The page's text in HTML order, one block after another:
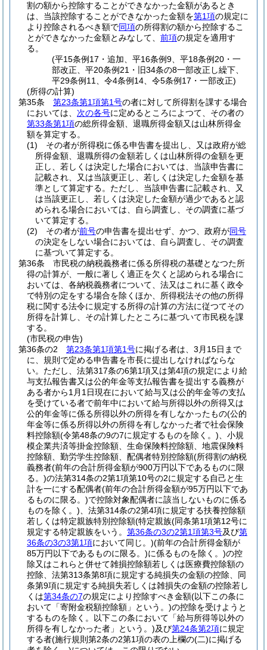
割の額から控除することができなかった金額があるとき
は、当該控除することができなかった金額を第1項の規定に
より控除されるべき額で同項の所得割の額から控除するこ
とができなかった金額とみなして、 前項の規定を適用す
る。
(平15条例17・追加、平16条例9、平18条例20・一
部改正、平20条例21・旧34条の8一部改正し繰下、
平29条例11、令4条例14、令5条例17・一部改正)
(所得の計算)
第35条
第23条第1項第1号の者に対して所得割を課する場合
においては、 次の各号に定めるところによつて、その者の
第33条第1項の総所得金額、退職所得金額又は山林所得金
額を算定する。
(1)
その者が所得税に係る申告書を提出し、又は政府が総
所得金額、退職所得の金額若しくは山林所得の金額を更
正し、若しくは決定した場合においては、当該申告書に
記載され、又は当該更正し、若しくは決定した金額を基
準として算定する。 ただし、当該申告書に記載され、又
は当該更正し、若しくは決定した金額が過少であると認
められる場合においては、自ら調査し、その調査に基づ
いて算定する。
(2)
その者が前号の申告書を提出せず、かつ、政府が同号
の決定をしない場合においては、自ら調査し、その調査
に基づいて算定する。
第36条
市民税の納税義務者に係る所得税の基礎となつた所
得の計算が、一般に著しく適正を欠くと認められる場合に
おいては、各納税義務者について、法又はこれに基く政令
で特別の定をする場合を除くほか、所得税法その他の所得
税に関する法令に規定する所得の計算の方法に従つてその
所得を計算し、その計算したところに基づいて市民税を課
する。
(市民税の申告)
第36条の2
第23条第1項第1号に掲げる者は、3月15日まで
に、規則で定める申告書を市長に提出しなければならな
い。 ただし、法第317条の6第1項又は第4項の規定により給
与支払報告書又は公的年金等支払報告書を提出する義務が
ある者から1月1日現在において給与又は公的年金等の支払
を受けている者で前年中において給与所得以外の所得又は
公的年金等に係る所得以外の所得を有しなかったもの(公的
年金等に係る所得以外の所得を有しなかった者で社会保険
料控除額(令第48条の9の7に規定するものを除く。) 、小規
模企業共済等掛金控除額、生命保険料控除額、地震保険料
控除額、勤労学生控除額、配偶者特別控除額(所得割の納税
義務者(前年の合計所得金額が900万円以下であるものに限
る。)の法第314条の2第1項第10号の2に規定する自己と生
計を一にする配偶者(前年の合計所得金額が95万円以下であ
るものに限る。)で控除対象配偶者に該当しないものに係る
ものを除く。) 、法第314条の2第4項に規定する扶養控除額
若しくは特定親族特別控除額(特定親族(同条第1項第12号に
規定する特定親族をいう。 第36条の3の2第1項第3号及び第
36条の3の3第1項において同じ。)(前年の合計所得金額が
85万円以下であるものに限る。)に係るものを除く。)の控
除又はこれらと併せて雑損控除額若しくは医療費控除額の
控除、法第313条第8項に規定する純損失の金額の控除、同
条第9項に規定する純損失若しくは雑損失の金額の控除若し
くは第34条の7の規定により控除すべき金額(以下この条に
おいて「寄附金税額控除額」という。)の控除を受けようと
するものを除く。以下この条において「給与所得等以外の
所得を有しなかった者」という。)及び第24条第2項に規定
する者(施行規則第2条の2第1項の表の上欄の(二)に掲げる